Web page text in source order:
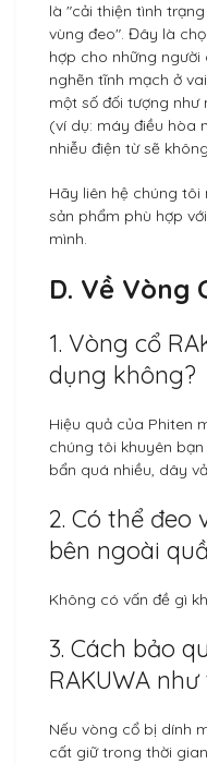
là "cải thiện tình
vùng đeo". Đây là
hợp cho những
nghẽn tĩnh mạch ở
một số đối tượng
(ví dụ: máy điều hòa
nhiễu điện từ sẽ
Hãy liên hệ chúng tôi
sản phẩm phù hợp
mình.
D. Về Vòng
1. Vòng cổ
dụng không?
Hiệu quả của Phiten
chúng tôi khuyên
bẩn quá nhiều, dây
2. Có thể đeo
bên ngoài
Không có vấn đề gì
3. Cách bảo
RAKUWA
Nếu vòng cổ bị dính
cất giữ trong thời